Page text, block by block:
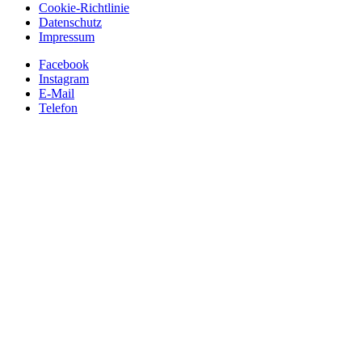
Cookie-Richtlinie
Datenschutz
Impressum
Facebook
Instagram
E-Mail
Telefon